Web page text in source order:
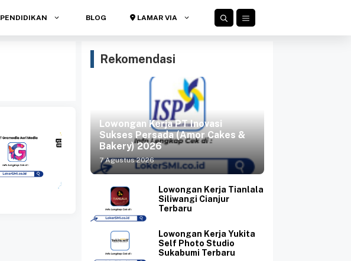
PENDIDIKAN BLOG LAMAR VIA
Rekomendasi
Lowongan Kerja PT Inovasi
Sukses Persada (Amor Cakes &
Bakery) 2026
7 Agustus 2026
Lowongan Kerja Tianlala
Siliwangi Cianjur
Terbaru
Lowongan Kerja Yukita
Self Photo Studio
Sukabumi Terbaru